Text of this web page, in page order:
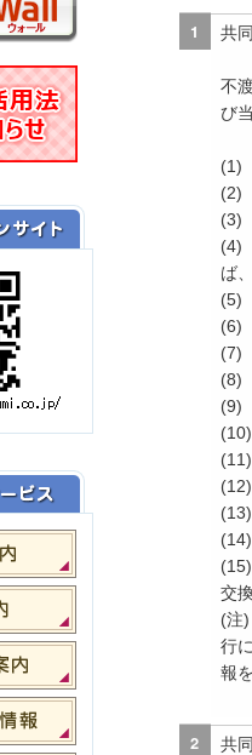
共
不
び
(1)
(2)
(3)
(4)
ば
(5)
(6)
(7)
(8)
(9)
交
(注
行
報
共